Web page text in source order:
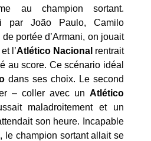
au champion sortant.
par João Paulo, Camilo
portée d’Armani, on jouait
l’Atlético Nacional rentrait
au score. Ce scénario idéal
dans ses choix. Le second
– coller avec un Atlético
maladroitement et un
son heure. Incapable
le champion sortant allait se